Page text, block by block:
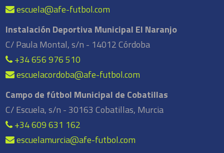
escuela@afe-futbol.com
Instalación Deportiva Municipal El Naranjo
C/ Paula Montal, s/n - 14012 Córdoba
+34 656 976 510
escuelacordoba@afe-futbol.com
Campo de fútbol Municipal de Cobatillas
C/ Escuela, s/n - 30163 Cobatillas, Murcia
+34 609 631 162
escuelamurcia@afe-futbol.com